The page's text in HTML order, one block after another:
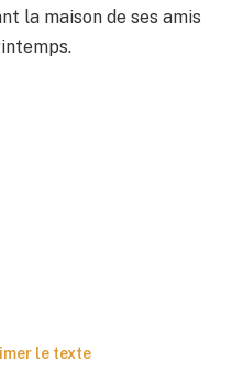
la maison de ses amis
le texte